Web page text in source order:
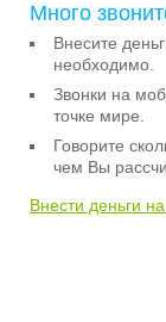
Много
Внесите
необходимо.
Звонки на
точке мире.
Говорите
чем Вы
Внести деньги